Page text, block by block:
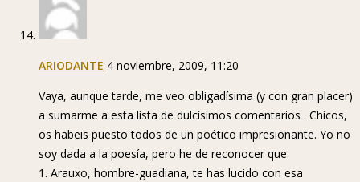
ARIODANTE 4 noviembre, 2009, 11:20
Vaya, aunque tarde, me veo obligadísima (y con gran placer)
a sumarme a esta lista de dulcísimos comentarios . Chicos,
os habeis puesto todos de un poético impresionante. Yo no
soy dada a la poesía, pero he de reconocer que:
1. Arauxo, hombre-guadiana, te has lucido con esa